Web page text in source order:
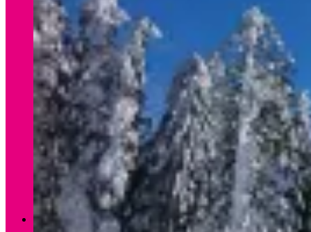
Verleih Winter